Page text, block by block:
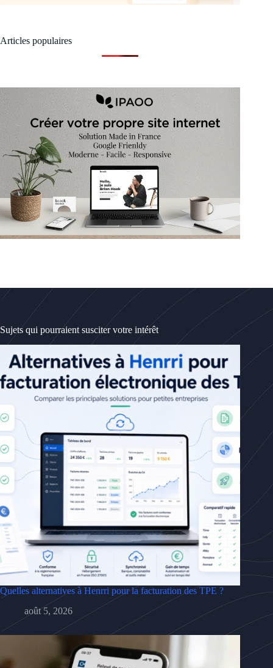
Articles populaires
Sujets qui pourraient susciter votre intérêt
Quelles alternatives à Henrri pour la facturation des TPE ?
août 5, 2026